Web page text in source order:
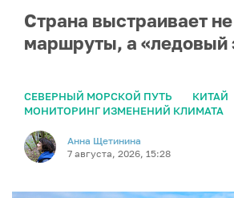
Страна выстраивает
маршруты, а «ледовый
СЕВЕРНЫЙ МОРСКОЙ ПУТЬ
КИТАЙ
МОНИТОРИНГ ИЗМЕНЕНИЙ КЛИМАТА
Анна Щетинина
7 августа, 2026, 15:28